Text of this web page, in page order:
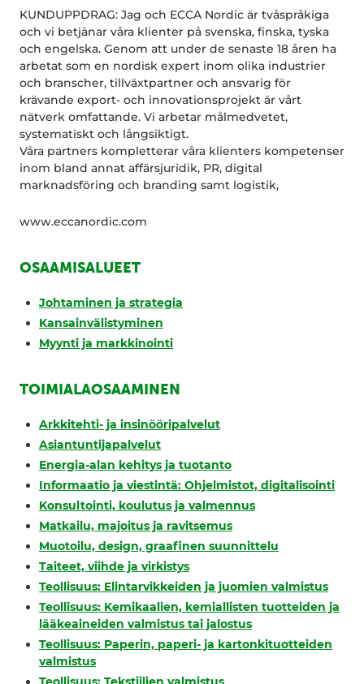
KUNDUPPDRAG: Jag och ECCA Nordic är tvåspråkiga
och vi betjänar våra klienter på svenska, finska, tyska
och engelska. Genom att under de senaste 18 åren ha
arbetat som en nordisk expert inom olika industrier
och branscher, tillväxtpartner och ansvarig för
krävande export- och innovationsprojekt är vårt
nätverk omfattande. Vi arbetar målmedvetet,
systematiskt och långsiktigt.
Våra partners kompletterar våra klienters kompetenser
inom bland annat affärsjuridik, PR, digital
marknadsföring och branding samt logistik,
www.eccanordic.com
OSAAMISALUEET
Johtaminen ja strategia
Kansainvälistyminen
Myynti ja markkinointi
TOIMIALAOSAAMINEN
Arkkitehti- ja insinööripalvelut
Asiantuntijapalvelut
Energia-alan kehitys ja tuotanto
Informaatio ja viestintä: Ohjelmistot, digitalisointi
Konsultointi, koulutus ja valmennus
Matkailu, majoitus ja ravitsemus
Muotoilu, design, graafinen suunnittelu
Taiteet, viihde ja virkistys
Teollisuus: Elintarvikkeiden ja juomien valmistus
Teollisuus: Kemikaalien, kemiallisten tuotteiden ja
lääkeaineiden valmistus tai jalostus
Teollisuus: Paperin, paperi- ja kartonkituotteiden
valmistus